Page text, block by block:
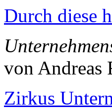
Durch diese
von Andreas
Zirkus